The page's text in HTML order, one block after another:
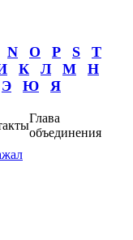
N O P S
T
К Л М
Н
Э Ю Я
Глава
объединения